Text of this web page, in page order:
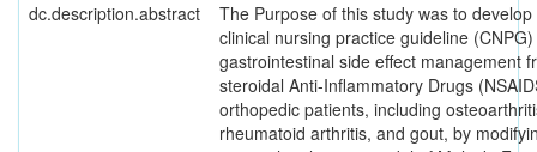
dc.description.abstract
The Purpose of this study was to develop
clinical nursing practice guideline
gastrointestinal side effect management
steroidal Anti-Inflammatory Drugs
orthopedic patients, including
rheumatoid arthritis, and gout, by